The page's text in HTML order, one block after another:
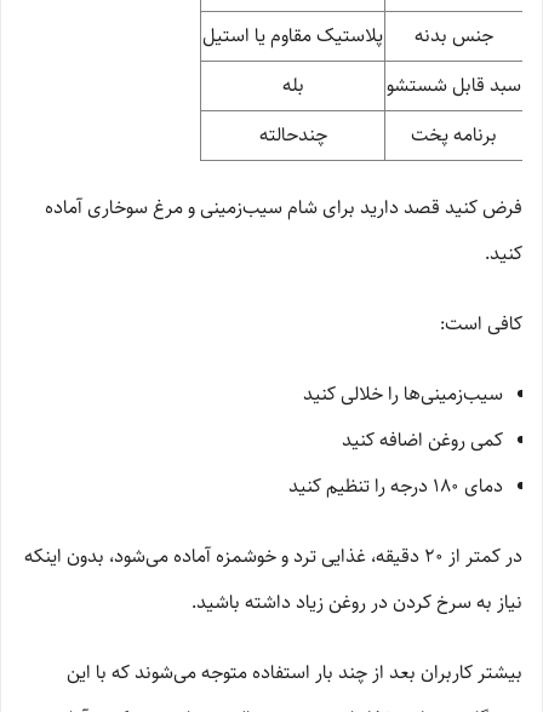
جنس بدنه
پلاستیک مقاوم یا استیل
سبد قابل شستشو
بله
برنامه پخت
چندحالته
فرض کنید قصد دارید برای شام سیب‌زمینی و مرغ سوخاری آماده
کنید.
کافی است:
سیب‌زمینی‌ها را خلالی کنید
کمی روغن اضافه کنید
دمای ۱۸۰ درجه را تنظیم کنید
در کمتر از ۲۰ دقیقه، غذایی ترد و خوشمزه آماده می‌شود، بدون اینکه
نیاز به سرخ کردن در روغن زیاد داشته باشید.
بیشتر کاربران بعد از چند بار استفاده متوجه می‌شوند که با این